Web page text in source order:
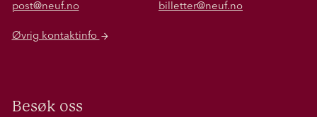
post@neuf.no
billetter@neuf.no
Øvrig kontaktinfo
Besøk oss